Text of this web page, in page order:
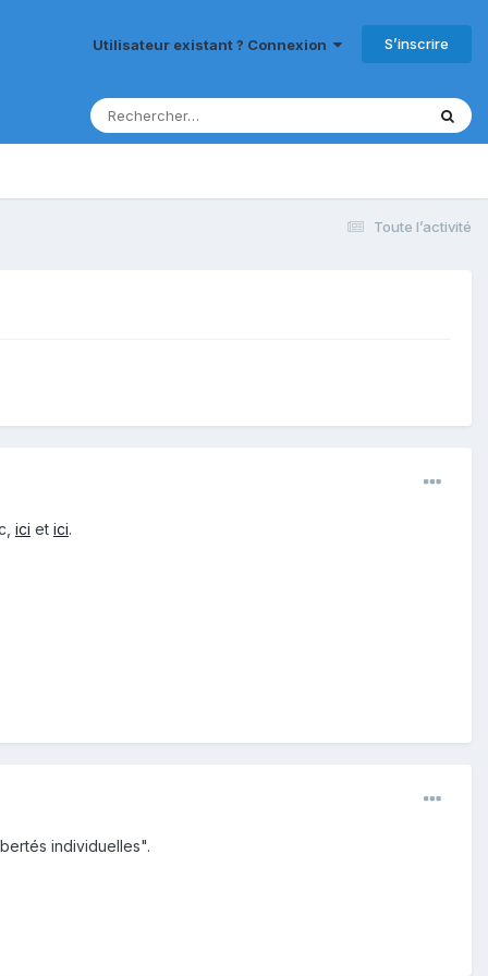
Utilisateur existant ? Connexion S’inscrire
Toute l’activité
ici et ici.
individuelles".